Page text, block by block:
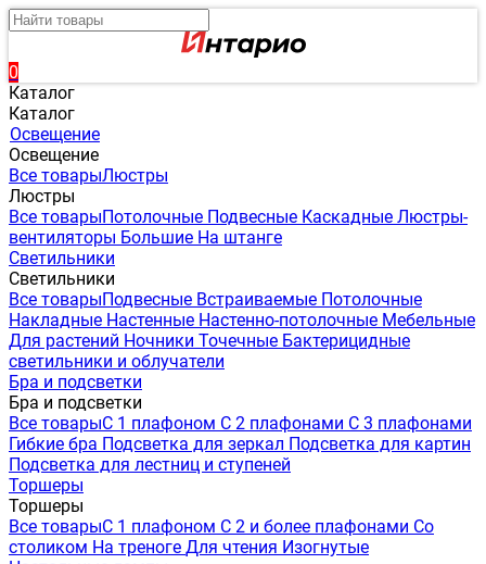
0
Каталог
Каталог
Освещение
Освещение
Все товарыЛюстры
Люстры
Все товарыПотолочные Подвесные Каскадные Люстры-
вентиляторы Большие На штанге
Светильники
Светильники
Все товарыПодвесные Встраиваемые Потолочные
Накладные Настенные Настенно-потолочные Мебельные
Для растений Ночники Точечные Бактерицидные
светильники и облучатели
Бра и подсветки
Бра и подсветки
Все товарыС 1 плафоном С 2 плафонами С 3 плафонами
Гибкие бра Подсветка для зеркал Подсветка для картин
Подсветка для лестниц и ступеней
Торшеры
Торшеры
Все товарыС 1 плафоном С 2 и более плафонами Со
столиком На треноге Для чтения Изогнутые